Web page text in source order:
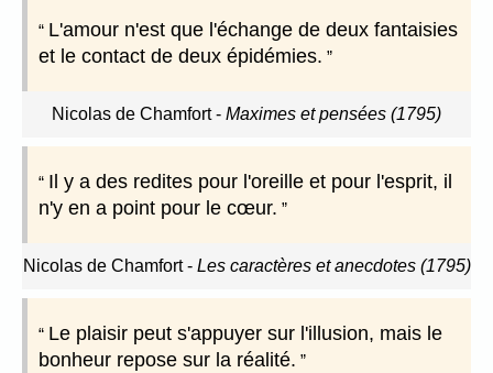
L'amour n'est que l'échange de deux fantaisies
et le contact de deux épidémies.
Nicolas de Chamfort- Maximes et pensées (1795)
Il y a des redites pour l'oreille et pour l'esprit, il
n'y en a point pour le cœur.
Nicolas de Chamfort- Les caractères et anecdotes (1795)
Le plaisir peut s'appuyer sur l'illusion, mais le
bonheur repose sur la réalité.